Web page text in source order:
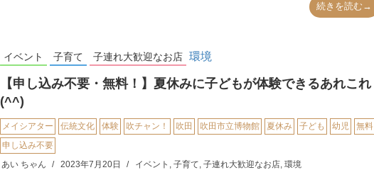
続きを読む→
イベント 子育て 子連れ大歓迎なお店 環境
【申し込み不要・無料！】夏休みに子どもが体験できるあれこれ
(^^)
メイシアター 伝統文化 体験 吹チャン！ 吹田 吹田市立博物館 夏休み 子ども 幼児
無料
申し込み不要
あい ちゃん
2023年7月20日 イベント , 子育て, 子連れ大歓迎なお店, 環境